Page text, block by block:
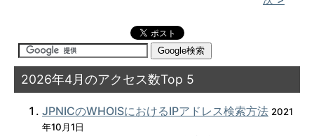
2026年4月のアクセス数Top 5
JPNICのWHOISにおけるIPアドレス検索方法 2021
年10月1日